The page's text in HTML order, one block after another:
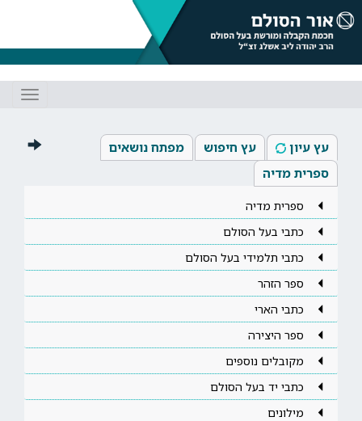
עץ עיון עץ חיפוש
מפתח נושאים
ספרית מדיה
ספרית מדיה
כתבי בעל הסולם
כתבי תלמידי בעל הסולם
ספר הזהר
כתבי הארי
ספר היצירה
מקובלים נוספים
כתבי יד בעל הסולם
מילונים